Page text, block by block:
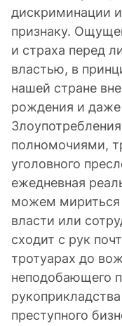
дискриминации
признаку.
и страха перед
властью, в
нашей стране
рождения и
полномочиями,
уголовного
ежедневная
можем мириться
власти или
сходит с рук
тротуарах до
неподобающего
преступного